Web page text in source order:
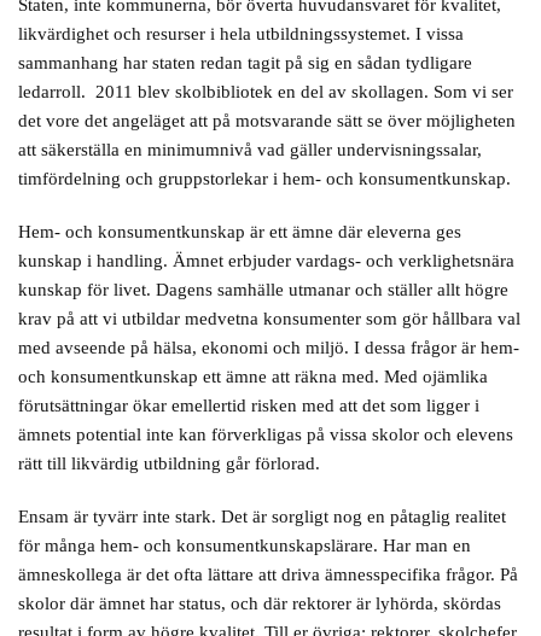
Staten, inte kommunerna, bör överta huvudansvaret för kvalitet,
likvärdighet och resurser i hela utbildningssystemet. I vissa
sammanhang har staten redan tagit på sig en sådan tydligare
ledarroll. 2011 blev skolbibliotek en del av skollagen. Som vi ser
det vore det angeläget att på motsvarande sätt se över möjligheten
att säkerställa en minimumnivå vad gäller undervisningssalar,
timfördelning och gruppstorlekar i hem- och konsumentkunskap.
Hem- och konsumentkunskap är ett ämne där eleverna ges
kunskap i handling. Ämnet erbjuder vardags- och verklighetsnära
kunskap för livet. Dagens samhälle utmanar och ställer allt högre
krav på att vi utbildar medvetna konsumenter som gör hållbara val
med avseende på hälsa, ekonomi och miljö. I dessa frågor är hem-
och konsumentkunskap ett ämne att räkna med. Med ojämlika
förutsättningar ökar emellertid risken med att det som ligger i
ämnets potential inte kan förverkligas på vissa skolor och elevens
rätt till likvärdig utbildning går förlorad.
Ensam är tyvärr inte stark. Det är sorgligt nog en påtaglig realitet
för många hem- och konsumentkunskapslärare. Har man en
ämneskollega är det ofta lättare att driva ämnesspecifika frågor. På
skolor där ämnet har status, och där rektorer är lyhörda, skördas